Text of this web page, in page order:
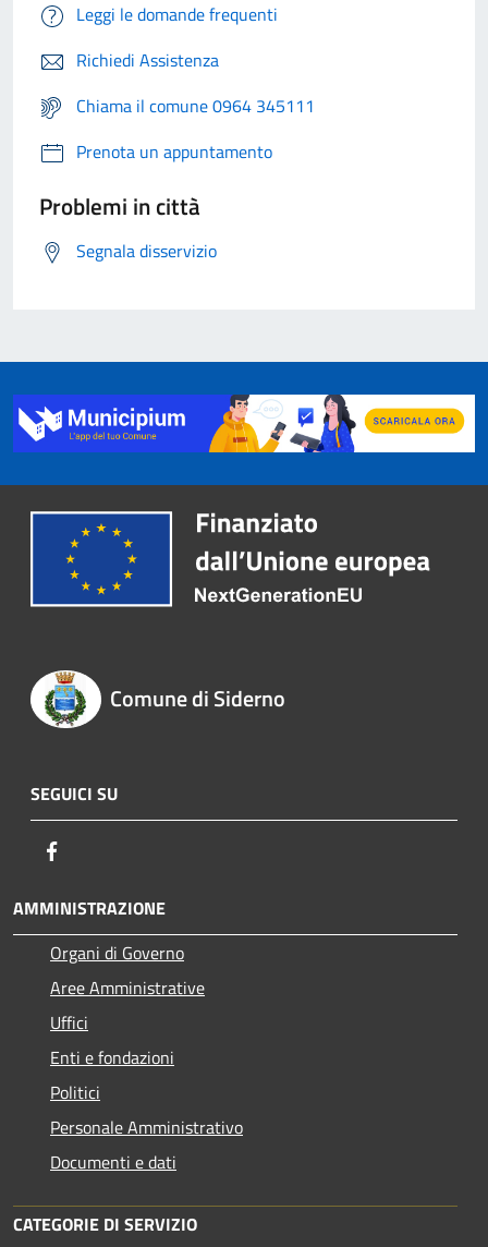
Leggi le domande frequenti
Richiedi Assistenza
Chiama il comune 0964 345111
Prenota un appuntamento
Problemi in città
Segnala disservizio
Comune di Siderno
SEGUICI SU
AMMINISTRAZIONE
Organi di Governo
Aree Amministrative
Uffici
Enti e fondazioni
Politici
Personale Amministrativo
Documenti e dati
CATEGORIE DI SERVIZIO